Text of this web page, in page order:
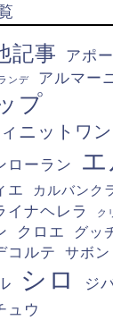
記事 アポ
ンデ アルマー
プ
ニットワン
ローラン
エ カルバンク
イナヘレラ ク
クロエ グッ
コルテ
サボン
シロ ジ
ュウ